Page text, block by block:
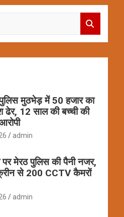
मुठभेड़ में 50 हजार का
ढेर, 12 साल की बच्ची की
admin
पर मेरठ पुलिस की पैनी नजर,
से 200 CCTV कैमरों
admin